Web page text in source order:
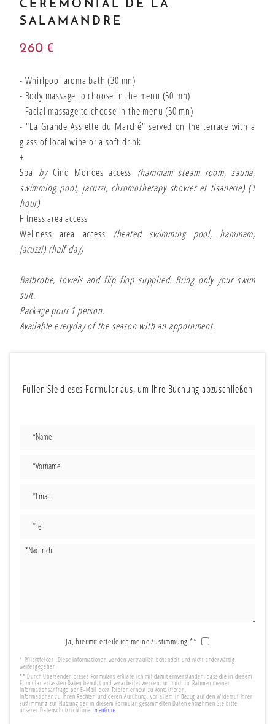
Bons cadeaux
CEREMONIAL DE LA
SALAMANDRE
260 €
- Whirlpool aroma bath (30 mn)
- Body massage to choose in the menu (50 mn)
- Facial massage to choose in the menu (50 mn)
- "La Grande Assiette du Marché" served on the terrace with a
glass of local wine or a soft drink
+
Spa by Cinq Mondes access (hammam steam room, sauna,
swimming pool, jacuzzi, chromotherapy shower et tisanerie) (1
hour)
Fitness area access
Wellness area access
(heated swimming pool, hammam,
jacuzzi) (half day)
Bathrobe, towels and flip flop supplied. Bring only your swim
suit.
Package pour 1 person.
Available everyday of the season with an appoinment.
Füllen Sie dieses Formular aus, um Ihre Buchung abzuschließen
Ja, hiermit erteile ich meine Zustimmung **
* Pflichtfelder .Diese Informationen werden vertraulich behandelt und nicht anderwärtig
weitergegeben
** Durch Übersenden dieses Formulars erkläre ich mit damit einverstanden, dass die in diesem
Formular erfassten Daten benutzt und verarbeitet werden, um mich im Rahmen meiner
Informationsanfrage per E-Mail oder Telefon erneut zu kontaktieren.
Informationen zu Ihren Rechten und deren Ausübung, vor allem in Bezug auf den Widerruf Ihrer
Zustimmung zur Nutzung der in diesem Formular gesammelten Daten entnehmen Sie bitte
unserer Datenschutzrichtlinie. mentions